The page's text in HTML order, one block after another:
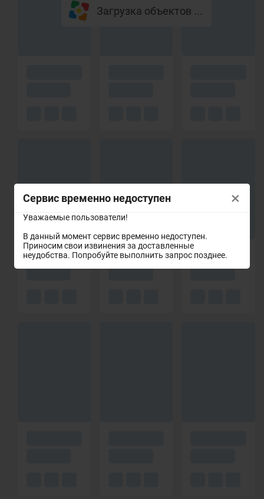
Сервис временно недоступен
Уважаемые пользователи!
В данный момент сервис временно недоступен.
Приносим свои извинения за доставленные
неудобства. Попробуйте выполнить запрос позднее.
×
Загрузка объектов ...